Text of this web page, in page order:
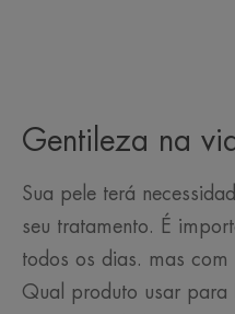
Gentileza na
Sua pele terá
seu tratamento. É
todos os dias. mas com
Qual produto usar para